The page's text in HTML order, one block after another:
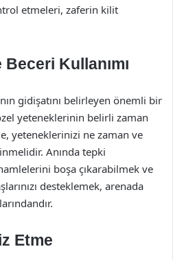
etmeleri, zaferin kilit
Kullanımı
gidişatını belirleyen önemli bir
yeteneklerinin belirli zaman
yeteneklerinizi ne zaman ve
Anında tepki
boşa çıkarabilmek ve
desteklemek, arenada
Etme